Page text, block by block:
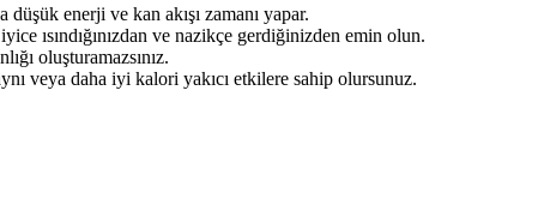
enerji ve kan akışı zamanı yapar.
ısındığınızdan ve nazikçe gerdiğinizden emin olun.
oluşturamazsınız.
veya daha iyi kalori yakıcı etkilere sahip olursunuz.